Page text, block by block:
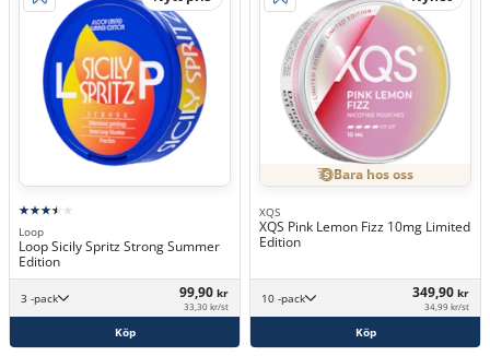
Loop
Loop Sicily Spritz Strong Summer
Edition
3 -pack 99,90 kr
33,30 kr/st
Köp
Bara hos oss
XQS
XQS Pink Lemon Fizz 10mg Limited
Edition
10 -pack 349,90 kr
34,99 kr/st
Köp